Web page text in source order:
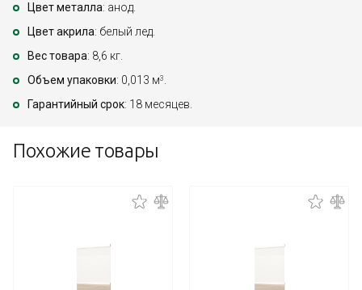
Цвет металла: анод.
Цвет акрила: белый лед.
Вес товара: 8,6 кг.
Объем упаковки: 0,013 м3 .
Гарантийный срок: 18 месяцев.
Похожие товары